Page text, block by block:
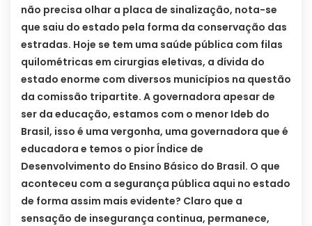
não precisa olhar a placa de sinalização, nota-se
que saiu do estado pela forma da conservação das
estradas. Hoje se tem uma saúde pública com filas
quilométricas em cirurgias eletivas, a dívida do
estado enorme com diversos municípios na questão
da comissão tripartite. A governadora apesar de
ser da educação, estamos com o menor Ideb do
Brasil, isso é uma vergonha, uma governadora que é
educadora e temos o pior Índice de
Desenvolvimento do Ensino Básico do Brasil. O que
aconteceu com a segurança pública aqui no estado
de forma assim mais evidente? Claro que a
sensação de insegurança continua, permanece,